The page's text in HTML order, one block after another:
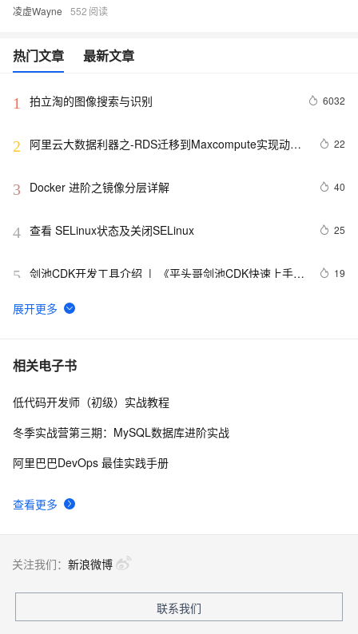
凌虚Wayne 552
热门文章 最新文章
1 拍立淘的图像搜索与识别 6032
2
阿里云大数据利器之-RDS迁移到Maxcompute实现动态
22
3 Docker 进阶之镜像分层详解 40
4 查看 SELinux状态及关闭SELinux 25
5 剑池CDK开发工具介绍  |  《平头哥剑池CDK快速上手指
19
6 WebAssembly 在 MOSN 中的实践 - 基础框架篇
7 userdel使用说明
8 自己看系统的“系统还原”
相关电子书
查看更多
低代码开发师（初级）实战教程
冬季实战营第三期：MySQL数据库进阶实战
阿里巴巴DevOps 最佳实践手册
关注我们： 新浪微博
联系我们